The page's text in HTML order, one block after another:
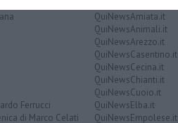
Ferrucci
di Marco Celati
QuiNewsAmiata.it
QuiNewsAnimali.it
QuiNewsArezzo.it
QuiNewsCasentino.it
QuiNewsCecina.it
QuiNewsChianti.it
QuiNewsCuoio.it
QuiNewsElba.it
QuiNewsEmpolese.it